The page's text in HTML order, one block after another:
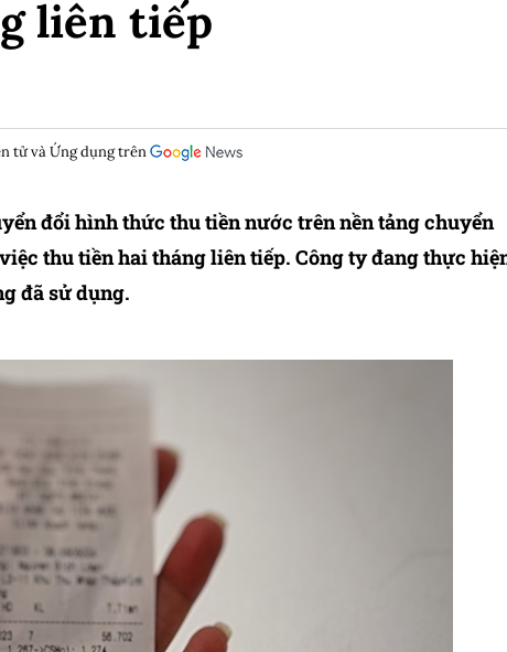
liên tiếp
tử và Ứng dụng trên
đổi hình thức thu tiền nước trên nền tảng chuyển
thu tiền hai tháng liên tiếp. Công ty đang thực
đã sử dụng.